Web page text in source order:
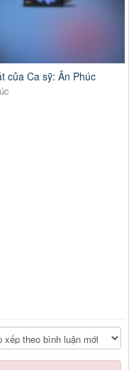
của Ca sỹ: Ân Phúc